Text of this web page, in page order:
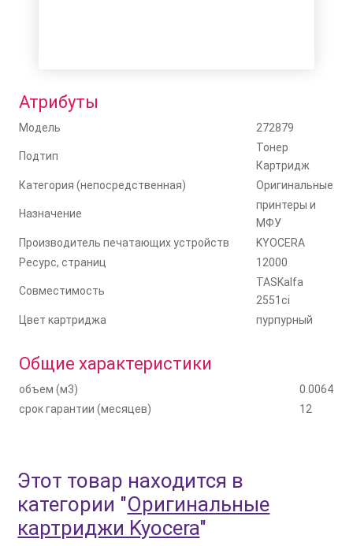
Атрибуты
Модель 272879
Подтип
Тонер
Картридж
Категория (непосредственная)
Оригинальные
Назначение
принтеры и
МФУ
Производитель печатающих устройств
KYOCERA
Ресурс, страниц
12000
Совместимость
TASKalfa
2551ci
Цвет картриджа
пурпурный
Общие характеристики
объем (м3)
0.0064
срок гарантии (месяцев)
12
Этот товар находится в
категории "Оригинальные
картриджи Kyocera"